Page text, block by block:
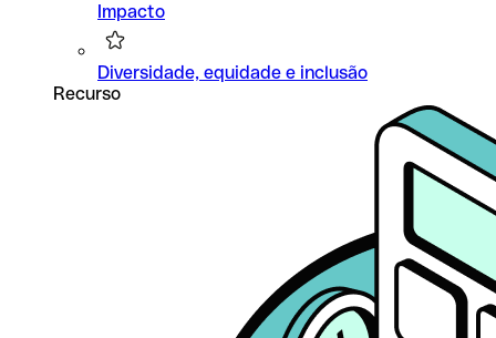
Impacto
Diversidade, equidade e inclusão
Recurso